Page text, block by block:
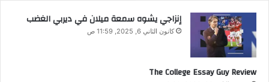
إنزاجي يشوه سمعة ميلان في ديربي الغضب
كانون الثاني 6, 2025, 11:59 ص
The College Essay Guy Review